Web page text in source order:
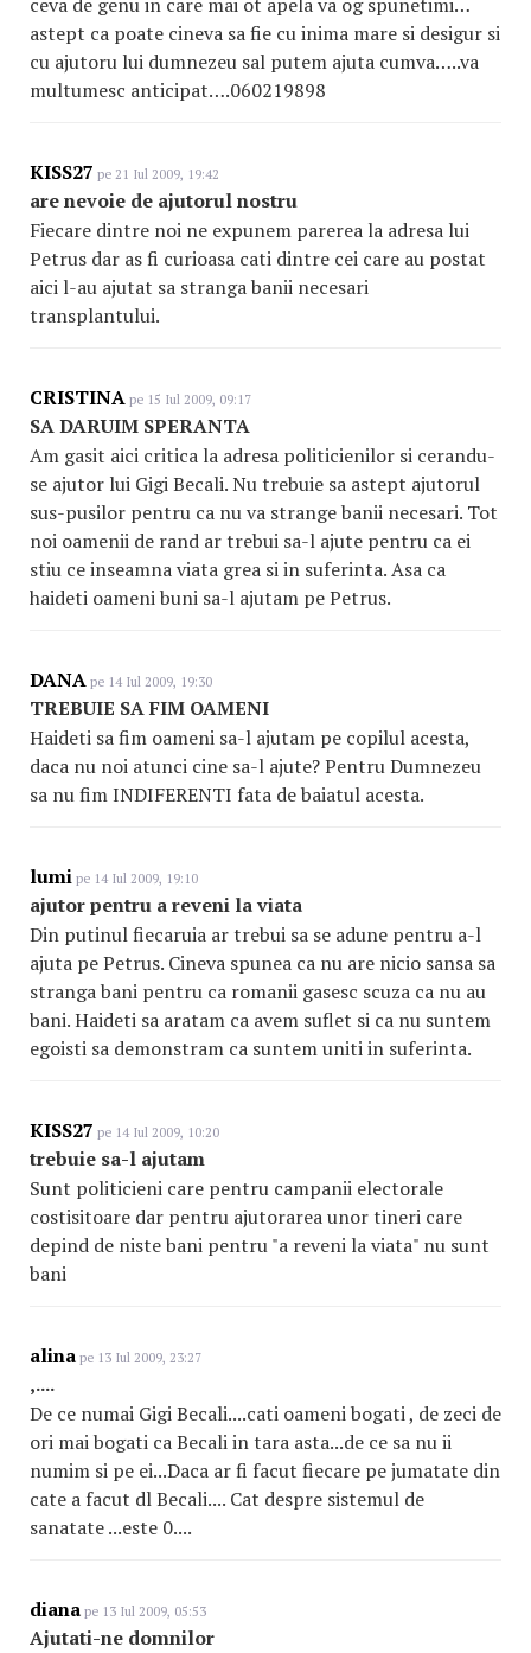
astept ca poate cineva sa fie cu inima mare si desigur si
cu ajutoru lui dumnezeu sal putem ajuta cumva…..va
multumesc anticipat….060219898
KISS27 pe 21 Iul 2009, 19:42
are nevoie de ajutorul nostru
Fiecare dintre noi ne expunem parerea la adresa lui
Petrus dar as fi curioasa cati dintre cei care au postat
aici l-au ajutat sa stranga banii necesari
transplantului.
CRISTINA pe 15 Iul 2009, 09:17
SA DARUIM SPERANTA
Am gasit aici critica la adresa politicienilor si cerandu-
se ajutor lui Gigi Becali. Nu trebuie sa astept ajutorul
sus-pusilor pentru ca nu va strange banii necesari. Tot
noi oamenii de rand ar trebui sa-l ajute pentru ca ei
stiu ce inseamna viata grea si in suferinta. Asa ca
haideti oameni buni sa-l ajutam pe Petrus.
DANA pe 14 Iul 2009, 19:30
TREBUIE SA FIM OAMENI
Haideti sa fim oameni sa-l ajutam pe copilul acesta,
daca nu noi atunci cine sa-l ajute? Pentru Dumnezeu
sa nu fim INDIFERENTI fata de baiatul acesta.
lumi pe 14 Iul 2009, 19:10
ajutor pentru a reveni la viata
Din putinul fiecaruia ar trebui sa se adune pentru a-l
ajuta pe Petrus. Cineva spunea ca nu are nicio sansa sa
stranga bani pentru ca romanii gasesc scuza ca nu au
bani. Haideti sa aratam ca avem suflet si ca nu suntem
egoisti sa demonstram ca suntem uniti in suferinta.
KISS27 pe 14 Iul 2009, 10:20
trebuie sa-l ajutam
Sunt politicieni care pentru campanii electorale
costisitoare dar pentru ajutorarea unor tineri care
depind de niste bani pentru "a reveni la viata" nu sunt
bani
alina pe 13 Iul 2009, 23:27
,....
De ce numai Gigi Becali....cati oameni bogati , de zeci de
ori mai bogati ca Becali in tara asta...de ce sa nu ii
numim si pe ei...Daca ar fi facut fiecare pe jumatate din
cate a facut dl Becali.... Cat despre sistemul de
sanatate ...este 0....
diana pe 13 Iul 2009, 05:53
Ajutati-ne domnilor